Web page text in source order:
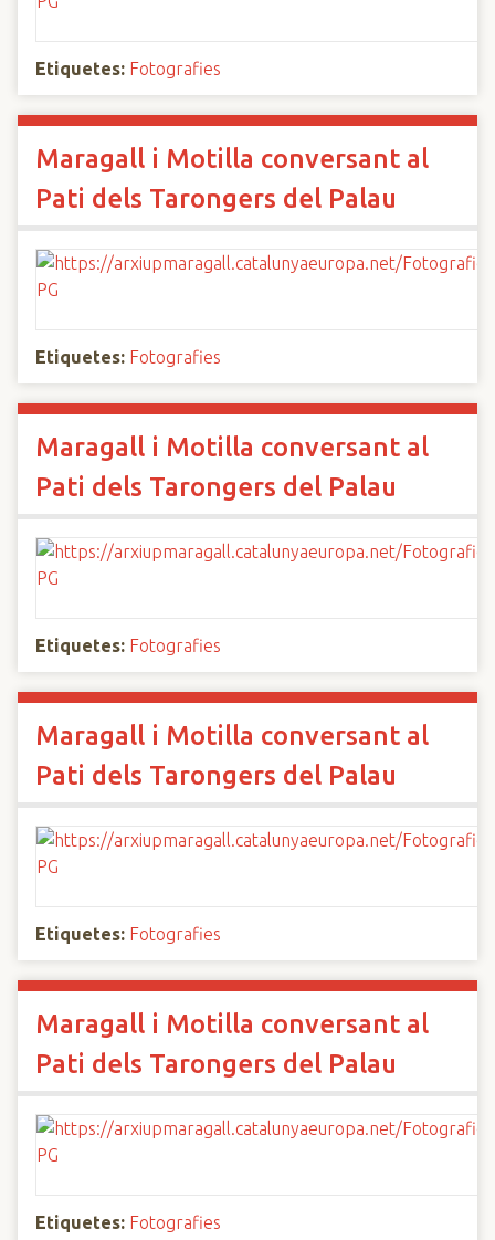
Etiquetes: Fotografies
Maragall i Motilla conversant al
Pati dels Tarongers del Palau
Etiquetes: Fotografies
Maragall i Motilla conversant al
Pati dels Tarongers del Palau
Etiquetes: Fotografies
Maragall i Motilla conversant al
Pati dels Tarongers del Palau
Etiquetes: Fotografies
Maragall i Motilla conversant al
Pati dels Tarongers del Palau
Etiquetes: Fotografies